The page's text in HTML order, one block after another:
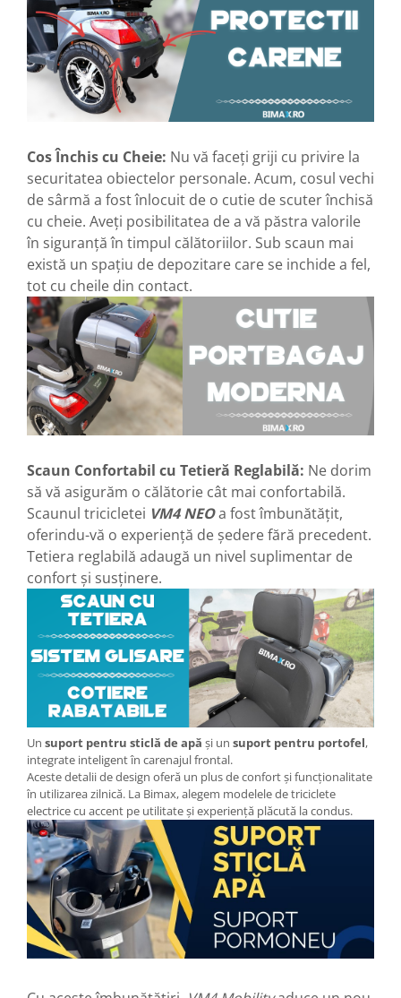
Incarcatoare 36V
Incarcatoare 48V
ACCESORII
Lumini
Kit Conversie
PIESE UNIVERSALE
Baterie Trotineta Electrica
Cauciuc Trotineta Electrica
Camera Trotineta Electrica
Incarcator Trotineta Electrica
Controller Trotineta Electrica
Acceleratie Trotineta Electrica
Display/Ecran Trotineta Electrica
Motor Trotineta Electrica
Kit Frână Hidraulică
Franare Trotineta Electrica
Aparatori Noroi Trotineta Electrica
Butoane
Lumini Trotinete Electrice
Piese Kugoo
Kukirin M4 MAX
Kukirin S1 MAX 2025-2026
KuKirin G2
KuKirin G2 MASTER
Kukirin G2 MAX
KuKirin G2 PRO
KuKirin G3 PRO
Kukirin G4 (2025)
KuKirin S1 PRO
Kugoo S1
Kugoo G2 Pro
Piese Xiaomi
Scooter 3 (Mi3)
Scooter 3 Lite (Mi3 Lite)
Scooter 4 PRO (Mi4 PRO)
Essential, M365, 1S
PRO / PRO2
Scooter 4 Ultra
Piese Xiaomi Scooter 5
Cos Închis cu Cheie: Nu vă faceți griji cu privire la
securitatea obiectelor personale. Acum, cosul vechi
de sârmă a fost înlocuit de o cutie de scuter închisă
cu cheie. Aveți posibilitatea de a vă păstra valorile
în siguranță în timpul călătoriilor. Sub scaun mai
există un spațiu de depozitare care se inchide a fel,
tot cu cheile din contact.
Scaun Confortabil cu Tetieră Reglabilă: Ne dorim
să vă asigurăm o călătorie cât mai confortabilă.
Scaunul tricicletei VM4 NEOa fost îmbunătățit,
oferindu-vă o experiență de ședere fără precedent.
Tetiera reglabilă adaugă un nivel suplimentar de
confort și susținere.
Un suport pentru sticlă de apă și un suport pentru portofel,
integrate inteligent în carenajul frontal.
Aceste detalii de design oferă un plus de confort și funcționalitate
în utilizarea zilnică. La Bimax, alegem modelele de triciclete
electrice cu accent pe utilitate și experiență plăcută la condus.